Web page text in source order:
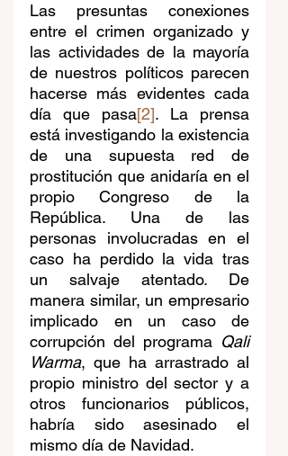
Las presuntas conexiones
entre el crimen organizado y
las actividades de la mayoría
de nuestros políticos parecen
hacerse más evidentes cada
día que pasa[2]. La prensa
está investigando la existencia
de una supuesta red de
prostitución que anidaría en el
propio Congreso de la
República. Una de las
personas involucradas en el
caso ha perdido la vida tras
un salvaje atentado. De
manera similar, un empresario
implicado en un caso de
corrupción del programa Qali
Warma, que ha arrastrado al
propio ministro del sector y a
otros funcionarios públicos,
habría sido asesinado el
mismo día de Navidad.